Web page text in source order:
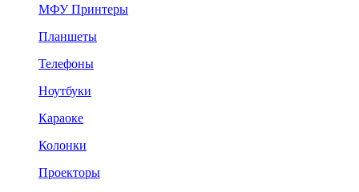
МФУ Принтеры
Планшеты
Телефоны
Ноутбуки
Караоке
Колонки
Проекторы